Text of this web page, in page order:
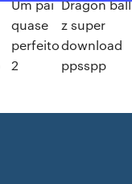
Um pai
quase
perfeito
2
Dragon ball
z super
download
ppsspp